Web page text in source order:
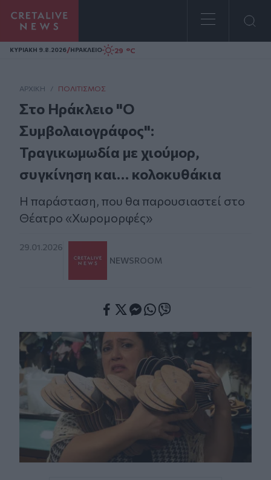
Homepage
ΚΥΡΙΑΚΗ 9.8.2026/ΗΡΑΚΛΕΙΟ 29 °C
ΑΡΧΙΚΗ / ΠΟΛΙΤΙΣΜΌΣ
Στο Ηράκλειο "Ο
Συμβολαιογράφος":
Τραγικωμωδία με χιούμορ,
συγκίνηση και… κολοκυθάκια
Η παράσταση, που θα παρουσιαστεί στο
Θέατρο «Χωρομορφές»
29.01.2026
NEWSROOM